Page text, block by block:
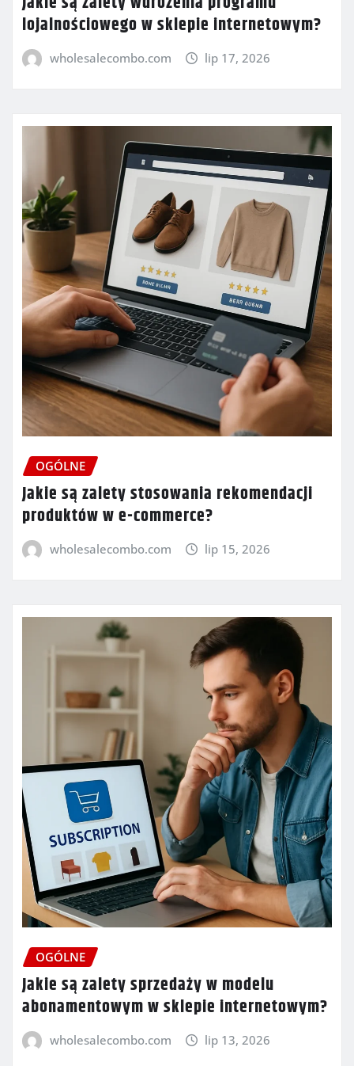
lojalnościowego w sklepie internetowym?
wholesalecombo.com lip 17, 2026
OGÓLNE
Jakie są zalety stosowania rekomendacji
produktów w e-commerce?
wholesalecombo.com lip 15, 2026
OGÓLNE
Jakie są zalety sprzedaży w modelu
abonamentowym w sklepie internetowym?
wholesalecombo.com lip 13, 2026